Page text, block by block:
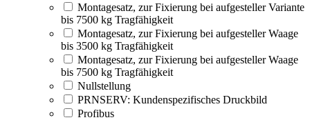
Montagesatz, zur Fixierung bei aufgesteller Variante
bis 7500 kg Tragfähigkeit
Montagesatz, zur Fixierung bei aufgesteller Waage
bis 3500 kg Tragfähigkeit
Montagesatz, zur Fixierung bei aufgesteller Waage
bis 7500 kg Tragfähigkeit
Nullstellung
PRNSERV: Kundenspezifisches Druckbild
Profibus